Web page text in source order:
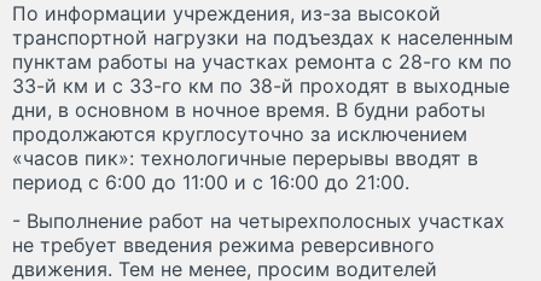
По информации учреждения, из-за высокой
транспортной нагрузки на подъездах к населенным
пунктам работы на участках ремонта с 28-го км по
33-й км и с 33-го км по 38-й проходят в выходные
дни, в основном в ночное время. В будни работы
продолжаются круглосуточно за исключением
«часов пик»: технологичные перерывы вводят в
период с 6:00 до 11:00 и с 16:00 до 21:00.
- Выполнение работ на четырехполосных участках
не требует введения режима реверсивного
движения. Тем не менее, просим водителей